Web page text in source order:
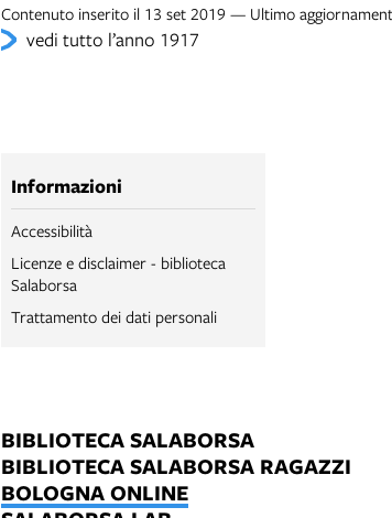
Contenuto inserito il 13 set 2019 — Ultimo
vedi tutto l’anno 1917
Informazioni
Accessibilità
Licenze e disclaimer - biblioteca
Salaborsa
Trattamento dei dati personali
BIBLIOTECA SALABORSA
BIBLIOTECA SALABORSA RAGAZZI
BOLOGNA ONLINE